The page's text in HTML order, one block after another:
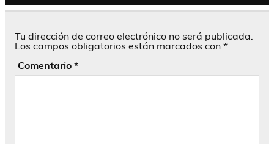
Tu dirección de correo electrónico no será publicada.
Los campos obligatorios están marcados con *
Comentario *